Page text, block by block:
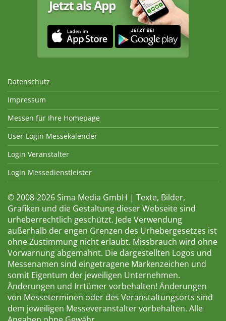
Datenschutz
Impressum
Messen für Ihre Homepage
User-Login Messekalender
Login Veranstalter
Login Messedienstleister
© 2008-2026 Sima Media GmbH | Texte, Bilder,
Grafiken und die Gestaltung dieser Webseite sind
urheberrechtlich geschützt. Jede Verwendung
außerhalb der engen Grenzen des Urhebergesetzes ist
ohne Zustimmung nicht erlaubt. Missbrauch wird ohne
Vorwarnung abgemahnt. Die dargestellten Logos und
Messenamen sind eingetragene Markenzeichen und
somit Eigentum der jeweiligen Unternehmen.
Änderungen und Irrtümer vorbehalten! Änderungen
von Messeterminen oder des Veranstaltungsorts sind
dem jeweiligen Messeveranstalter vorbehalten. Alle